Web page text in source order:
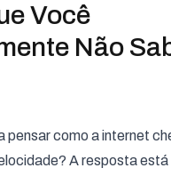
Você
Não
pensar como a internet
A resposta está